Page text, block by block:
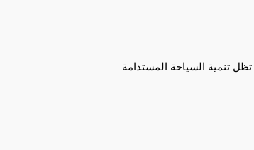
أن تظل تنمية السياحة المستدامة